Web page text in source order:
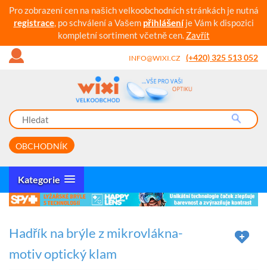
Pro zobrazení cen na našich velkoobchodních stránkách je nutná
registrace, po schválení a Vašem přihlášeníje Vám k dispozici
kompletní sortiment včetně cen. Zavřít
INFO@WIXI.CZ (+420) 325 513 052
OBCHODNÍK
Kategorie
Hadřík na brýle z mikrovlákna-
motiv optický klam